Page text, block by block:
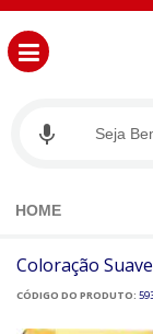
HOME
Coloração
CÓDIGO DO PRODUTO: